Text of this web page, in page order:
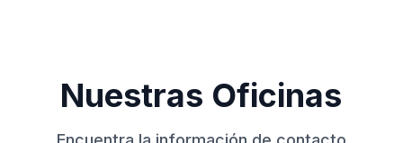
Nuestras Oficinas